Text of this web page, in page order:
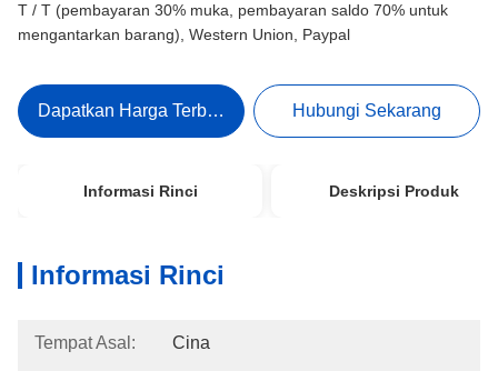
T / T (pembayaran 30% muka, pembayaran saldo 70% untuk
mengantarkan barang), Western Union, Paypal
Dapatkan Harga Terbaik Hubungi Sekarang
Informasi Rinci Deskripsi Produk
Informasi Rinci
Tempat Asal: Cina